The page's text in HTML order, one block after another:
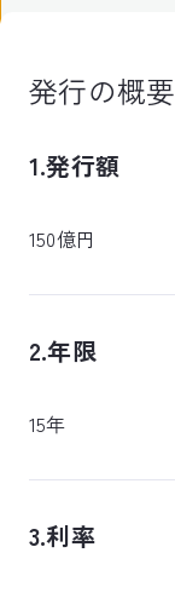
発行の概要
1.発行額
150億円
2.年限
15年
3.利率